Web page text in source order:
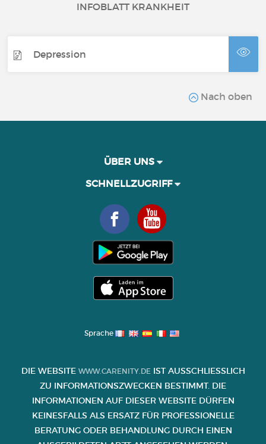
INFOBLATT KRANKHEIT
Depression
Nach oben
ÜBER UNS
SCHNELLZUGRIFF
Sprache
DIE WEBSITE WWW.CARENITY.DEIST AUSSCHLIESSLICH Z
U INFORMATIONSZWECKEN BESTIMMT. DIE I
NFORMATIONEN AUF DIESER WEBSITE DÜRFEN K
EINESFALLS ALS ERSATZ FÜR PROFESSIONELLE B
ERATUNG ODER BEHANDLUNG DURCH EINEN A